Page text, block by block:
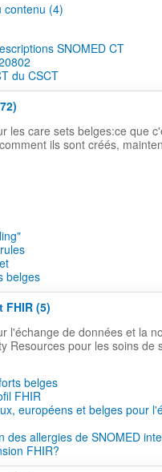
contenu (4)
SNOMED CT
du CSCT
les care sets belges:ce que
ils sont créés,
belges
FHIR (5)
l'échange de données et la
Resources pour les soins de
belges
FHIR
européens et belges pour
des allergies de SNOMED
FHIR?